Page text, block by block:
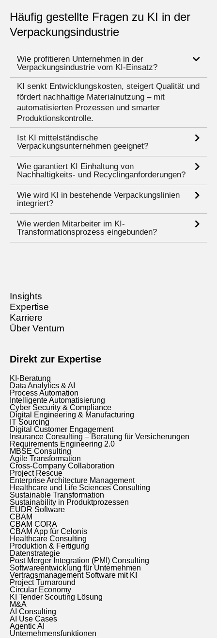
Häufig gestellte Fragen zu KI in der
Verpackungsindustrie
Wie profitieren Unternehmen in der
Verpackungsindustrie vom KI-Einsatz?
KI senkt Entwicklungskosten, steigert Qualität und
fördert nachhaltige Materialnutzung – mit
automatisierten Prozessen und smarter
Produktionskontrolle.
Ist KI mittelständische
Verpackungsunternehmen geeignet?
Wie garantiert KI Einhaltung von
Nachhaltigkeits- und Recyclinganforderungen?
Wie wird KI in bestehende Verpackungslinien
integriert?
Wie werden Mitarbeiter im KI-
Transformationsprozess eingebunden?
Insights
Expertise
Karriere
Über Ventum
Direkt zur Expertise
KI-Beratung
Data Analytics & AI
Process Automation
Intelligente Automatisierung
Cyber Security & Compliance
Digital Engineering & Manufacturing
IT Sourcing
Digital Customer Engagement
Insurance Consulting – Beratung für Versicherungen
Requirements Engineering 2.0
MBSE Consulting
Agile Transformation
Cross-Company Collaboration
Project Rescue
Enterprise Architecture Management
Healthcare und Life Sciences Consulting
Sustainable Transformation
Sustainability in Produktprozessen
EUDR Software
CBAM
CBAM CORA
CBAM App für Celonis
Healthcare Consulting
Produktion & Fertigung
Datenstrategie
Post Merger Integration (PMI) Consulting
Softwareentwicklung für Unternehmen
Vertragsmanagement Software mit KI
Project Turnaround
Circular Economy
KI Tender Scouting Lösung
M&A
AI Consulting
AI Use Cases
Agentic AI
Unternehmensfunktionen